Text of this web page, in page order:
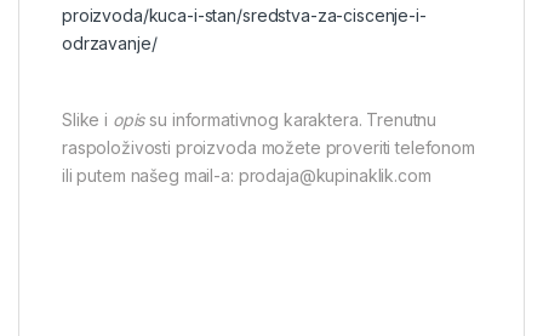
proizvoda/kuca-i-stan/sredstva-za-ciscenje-i-
odrzavanje/
Slike i opissu informativnog karaktera. Trenutnu
raspoloživosti proizvoda možete proveriti telefonom
ili putem našeg mail-a: prodaja@kupinaklik.com